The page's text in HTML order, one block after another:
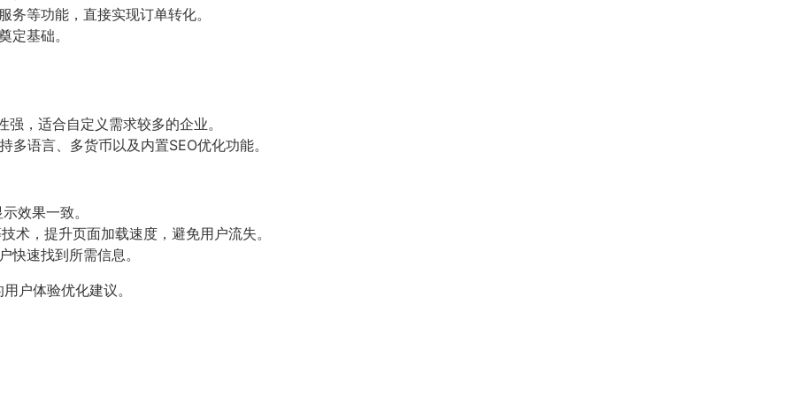
务等功能，直接实现订单转化。
定基础。
，适合自定义需求较多的企业。
多语言、多货币以及内置SEO优化功能。
效果一致。
术，提升页面加载速度，避免用户流失。
快速找到所需信息。
户体验优化建议。